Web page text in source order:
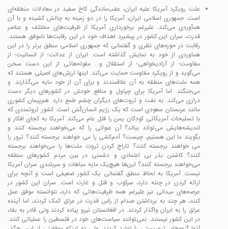
علت رویکرد آمریکا علیه ایران، عقب‌ماندگی کاخ سفید در معادلات منطقه‌ای
است. جمهوری اسلامی ایران، آمریکا را در دو زمینه به چالش کشیده و با آن
همآوردی می‌کند. علیرغم برخورداری آمریکا از ظرفیت‌های مختلف و عناصر
قدرت، سران این کشور در پیشبرد اهداف خود در این رقابت‌ها ناموفق هستند.
رقابت در حوزه‌های نظری و گفتمانی که جمهوری اسلامی منطق برتر را در این
هماوردی از خود به نمایش گذاشته است. ایران از عدالت؛ از انسانیت؛ از
مقاومت؛ از آزادیخواهی؛ از استقلال و... مقوله‌هائی از این دست سخن
می‌گوید و از رویکرد مقاومت حمایت می‌کند. اینها ارزش‌های اصیلی هستند که
همه ملت‌های منطقه به آن علاقمندند و برای آن از خود مایه می‌گذارند. و
می‌جنگند. اما آمریکا برای چپاول و منافع خودش در کشورهای دیگر دست
درازی می‌کند. به نفت و ثروت‌های دیگران چشم طمع دارد. هم‌پیمان کشوری
مانند عربستان سعودی است که یک رژیم انسان‌کُش است. کشور ثروتمندی که
با تسلیحات آمریکائی کودکان یمن را قتل عام می‌کند. آمریکا به کجای افکار و
اندیشه‌هایش می‌تواند ببالد؟ آن عنوانی را که می‌خواهند برجسته کنند و
بگویند ما این هستیم، چیست؟ آدم‌کشی را می خواهند برجسته کنند؟ ترور را
می خواهند برجسته کنند؟ تاراج کردن ثروت ملت‌ها را می‌خواهند برجسته
کنند؟ کاشتن بذر بی اعتمادی و دشمنی در بین مردم کشورهای منطقه
می‌خواهند برجسته کنند؟ این‌ها هیچ‌یک مایه مباهات و سربلندی سران آمریکا
نیست. آمریکا به لحاظ منطق گفتمانی یک کشور ضعیفی است و آنچه برای
ارائه کردن در چنته دارد، سرکوب و قتل و غارت است. سران این کشور در
عرصه‌های میدانی نیز علیرغم همه ظرفیت‌هائی که دارد، نتوانسته موفق عمل
کنند، هر چند به برداشتن صدام از راس قدرت در عراق کمک کردند، اما آینده
عراق را به ایران واگذار کردند. در افغانستان نیرو پیاده کردند ولی قادر به بقاء
در این کشور نیستند. نمی‌توانند سیاست‌های خود در فلسطین را عملیاتی کنند.